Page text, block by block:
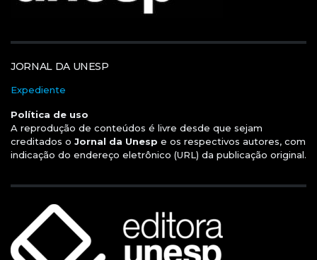
JORNAL DA UNESP
Expediente
Política de uso
A reprodução de conteúdos é livre desde que sejam
creditados o Jornal da Unesp e os respectivos autores, com
indicação do endereço eletrônico (URL) da publicação original.